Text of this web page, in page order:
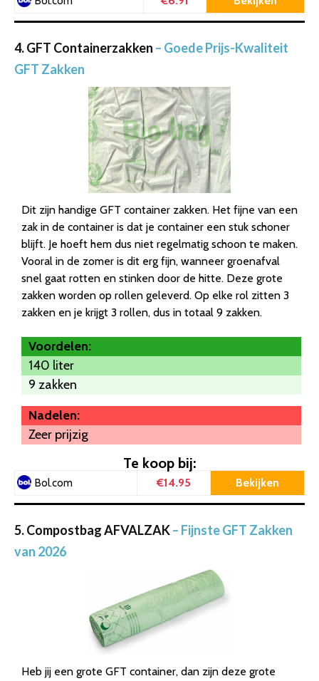
4. GFT Containerzakken – Goede Prijs-Kwaliteit
GFT Zakken
Dit zijn handige GFT container zakken. Het fijne van een
zak in de container is dat je container een stuk schoner
blijft. Je hoeft hem dus niet regelmatig schoon te maken.
Vooral in de zomer is dit erg fijn, wanneer groenafval
snel gaat rotten en stinken door de hitte. Deze grote
zakken worden op rollen geleverd. Op elke rol zitten 3
zakken en je krijgt 3 rollen, dus in totaal 9 zakken.
Voordelen:
140 liter
9 zakken
Nadelen:
Zeer prijzig
Te koop bij:
Bol.com €14.95 Bekijken
5. Compostbag AFVALZAK– Fijnste GFT Zakken
van 2026
Heb jij een grote GFT container, dan zijn deze grote